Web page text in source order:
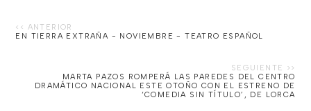
EN TIERRA EXTRAÑA - NOVIEMBRE - TEATRO ESPAÑOL
MARTA PAZOS ROMPERÁ LAS PAREDES DEL CENTRO
DRAMÁTICO NACIONAL ESTE OTOÑO CON EL ESTRENO DE
‘COMEDIA SIN TÍTULO’, DE LORCA